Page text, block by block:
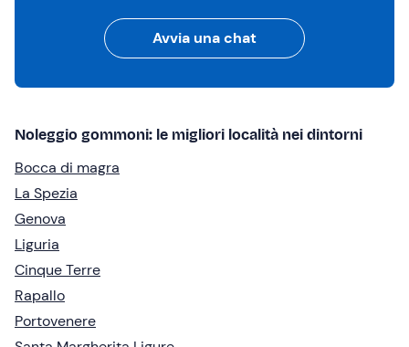
Avvia una chat
Noleggio gommoni: le migliori località nei dintorni
Bocca di magra
La Spezia
Genova
Liguria
Cinque Terre
Rapallo
Portovenere